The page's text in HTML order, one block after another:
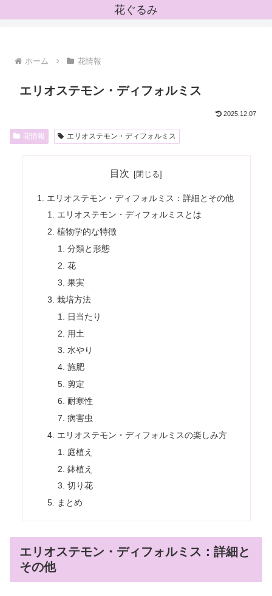
花ぐるみ
ホーム 花情報
エリオステモン・ディフォルミス
2025.12.07
花情報 エリオステモン・ディフォルミス
目次
エリオステモン・ディフォルミス：詳細とその他
エリオステモン・ディフォルミスとは
植物学的な特徴
分類と形態
花
果実
栽培方法
日当たり
用土
水やり
施肥
剪定
耐寒性
病害虫
エリオステモン・ディフォルミスの楽しみ方
庭植え
鉢植え
切り花
まとめ
エリオステモン・ディフォルミス：詳細と
その他